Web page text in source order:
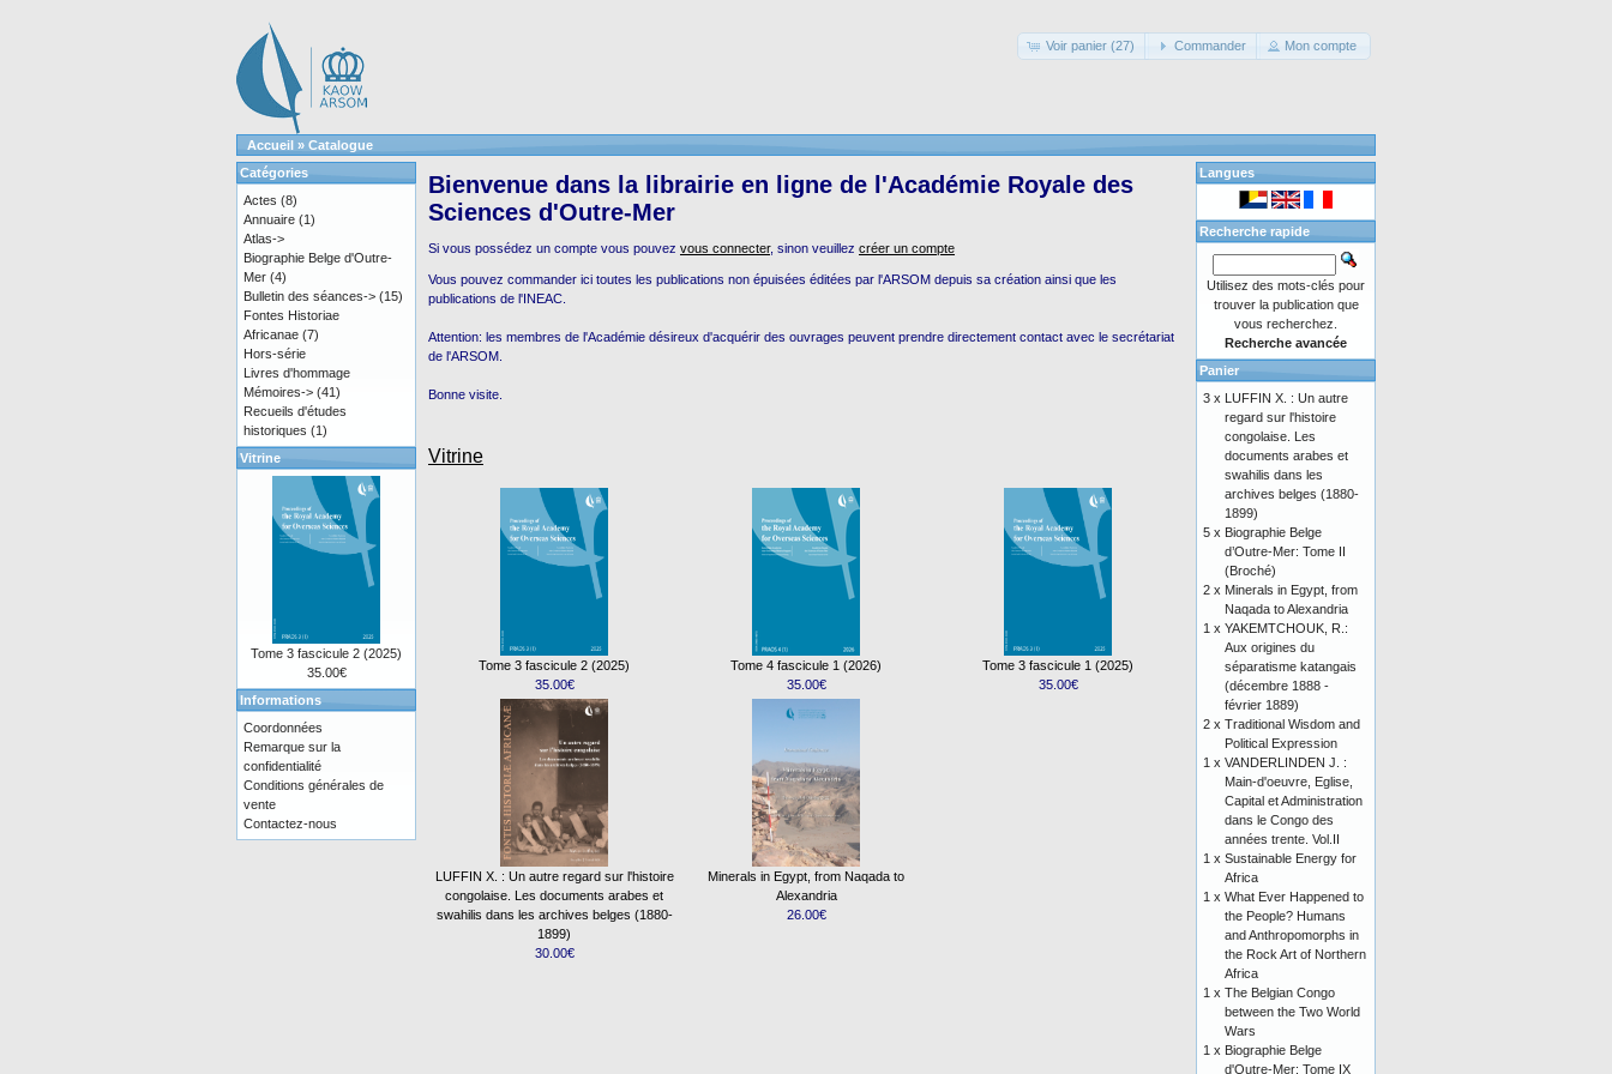
Voir panier (27) Commander Mon compte
Accueil » Catalogue
Bienvenue dans la librairie en ligne de l'Académie Royale des
Sciences d'Outre-Mer
Si vous possédez un compte vous pouvez vous connecter, sinon veuillez créer un compte
Vous pouvez commander ici toutes les publications non épuisées éditées par l'ARSOM depuis sa création ainsi que les
publications de l'INEAC.
Attention: les membres de l'Académie désireux d'acquérir des ouvrages peuvent prendre directement contact avec le secrétariat
de l'ARSOM.
Bonne visite.
Vitrine
Tome 3 fascicule 2 (2025)
35.00€
Tome 4 fascicule 1 (2026)
35.00€
Tome 3 fascicule 1 (2025)
35.00€
LUFFIN X. : Un autre regard sur l'histoire
congolaise. Les documents arabes et
swahilis dans les archives belges (1880-
1899)
30.00€
Minerals in Egypt, from Naqada to
Alexandria
26.00€
Catégories
Actes (8)
Annuaire (1)
Atlas->
Biographie Belge d'Outre-
Mer (4)
Bulletin des séances-> (15)
Fontes Historiae
Africanae (7)
Hors-série
Livres d'hommage
Mémoires-> (41)
Recueils d'études
historiques (1)
Vitrine
Tome 3 fascicule 2 (2025)
35.00€
Informations
Coordonnées
Remarque sur la
confidentialité
Conditions générales de
vente
Contactez-nous
Langues
Recherche rapide
Utilisez des mots-clés pour
trouver la publication que
vous recherchez.
Recherche avancée
Panier
3 x LUFFIN X. : Un autre
regard sur l'histoire
congolaise. Les
documents arabes et
swahilis dans les
archives belges (1880-
1899)
5 x Biographie Belge
d’Outre-Mer: Tome II
(Broché)
2 x Minerals in Egypt, from
Naqada to Alexandria
1 x YAKEMTCHOUK, R.:
Aux origines du
séparatisme katangais
(décembre 1888 -
février 1889)
2 x Traditional Wisdom and
Political Expression
1 x VANDERLINDEN J. :
Main-d'oeuvre, Eglise,
Capital et Administration
dans le Congo des
années trente. Vol.II
1 x Sustainable Energy for
Africa
1 x What Ever Happened to
the People? Humans
and Anthropomorphs in
the Rock Art of Northern
Africa
1 x The Belgian Congo
between the Two World
Wars
1 x Biographie Belge
d'Outre-Mer: Tome IX